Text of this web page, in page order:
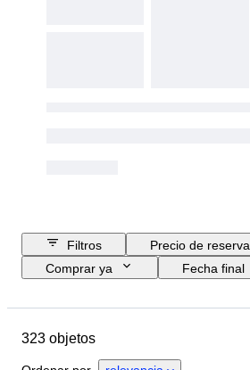
Filtros
Precio de reserva
Comprar ya
Fecha final
Objeto
Estado
323 objetos